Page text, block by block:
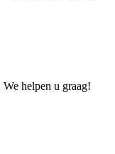
helpen u graag!